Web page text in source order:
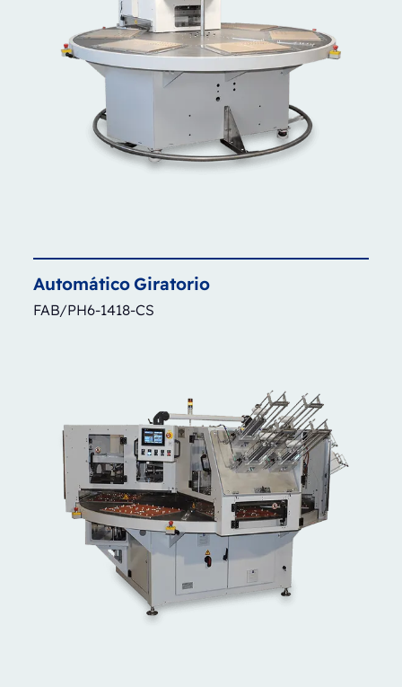
AutomáticoGiratorio
FAB/PH6-1418-CS